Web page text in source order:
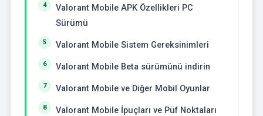
Valorant Mobile APK Özellikleri PC
Sürümü
Valorant Mobile Sistem Gereksinimleri
Valorant Mobile Beta sürümünü indirin
Valorant Mobile ve Diğer Mobil Oyunlar
Valorant Mobile İpuçları ve Püf Noktaları